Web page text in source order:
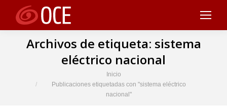
Archivos de etiqueta: sistema
eléctrico nacional
Inicio
Publicaciones etiquetadas con "sistema eléctrico
nacional"